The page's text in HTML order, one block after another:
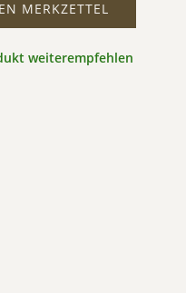
MERKZETTEL
weiterempfehlen